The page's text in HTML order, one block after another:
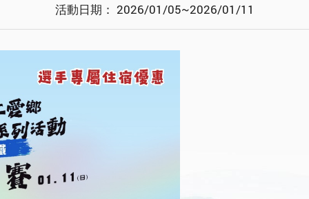
活動日期： 2026/01/05~2026/01/11